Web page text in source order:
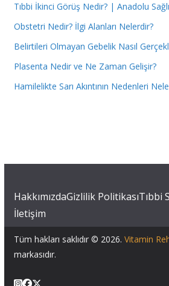
Tıbbi İkinci Görüş Nedir? | Anadolu
Obstetri Nedir? İlgi Alanları Nelerdir?
Belirtileri Olmayan Gebelik Nasıl
Plasenta Nedir ve Ne Zaman Gelişir?
Hamilelikte Sarı Akıntının Nedenleri
HakkımızdaGizlilik PolitikasıTıbbi
İletişim
Tüm hakları saklıdır © 2026. Vitamin
markasıdır.